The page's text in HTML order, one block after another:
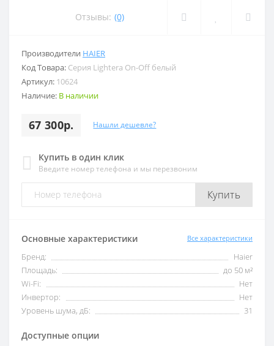
Отзывы: (0)
Производители HAIER
Код Товара: Серия Lightera On-Off белый
Артикул: 10624
Наличие: В наличии
67 300р. Нашли дешевле?
Купить в один клик
Введите номер телефона и мы перезвоним
Купить
Основные характеристики Все характеристики
Бренд:
Haier
Площадь:
до 50 м²
Wi-Fi:
Нет
Инвертор:
Нет
Уровень шума, дБ:
31
Доступные опции